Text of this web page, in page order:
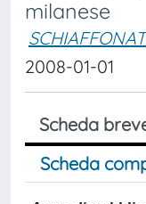
milanese
2008-01-01
Scheda
Scheda